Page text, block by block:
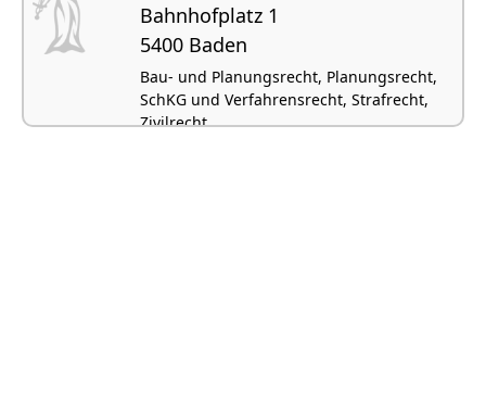
Bahnhofplatz 1
5400 Baden
Bau- und Planungsrecht, Planungsrecht,
SchKG und Verfahrensrecht, Strafrecht,
Zivilrecht